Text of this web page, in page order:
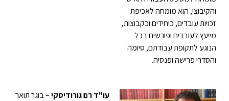
הוא מומחה לאכיפת
עובדים, כיחידים וכקבוצות,
לעובדים ופורשים בכל
לתקופת עבודתם, סיומה
פרישה ופנסיה.
עו"ד רם גורודיסקי– בוגר תואר